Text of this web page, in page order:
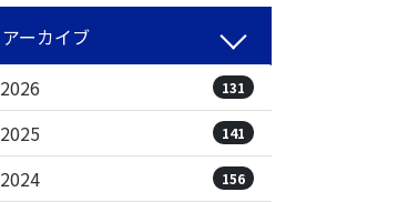
アーカイブ
2026
131
2025 141
2024 156